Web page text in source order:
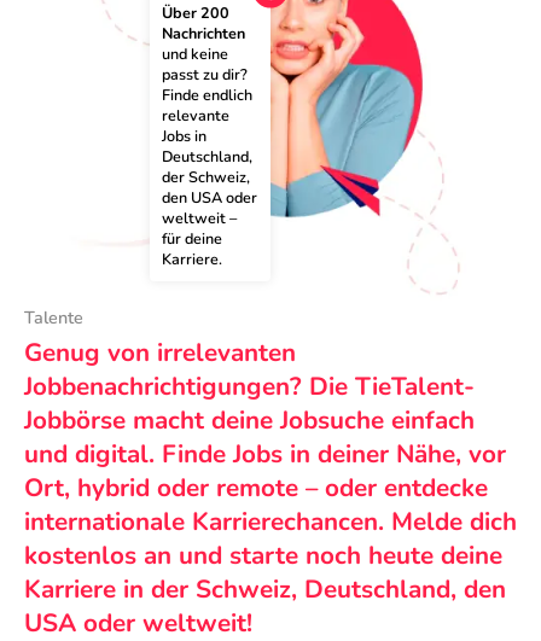
Über 200
Nachrichten
und keine
passt zu dir?
Finde endlich
relevante
Jobs in
Deutschland,
der Schweiz,
den USA oder
weltweit –
für deine
Karriere.
Talente
Genug von irrelevanten
Jobbenachrichtigungen? Die TieTalent-
Jobbörse macht deine Jobsuche einfach
und digital. Finde Jobs in deiner Nähe, vor
Ort, hybrid oder remote – oder entdecke
internationale Karrierechancen. Melde dich
kostenlos an und starte noch heute deine
Karriere in der Schweiz, Deutschland, den
USA oder weltweit!